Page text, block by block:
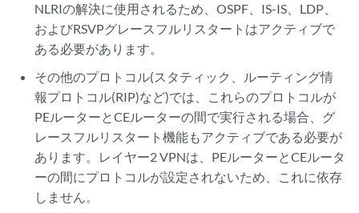
NLRIの解決に使用されるため、OSPF、IS-IS、LDP、
およびRSVPグレースフルリスタートはアクティブで
ある必要があります。
その他のプロトコル(スタティック、ルーティング情
報プロトコル(RIP)など)では、これらのプロトコルが
PEルーターとCEルーターの間で実行される場合、グ
レースフルリスタート機能もアクティブである必要が
あります。レイヤー2 VPNは、PEルーターとCEルータ
ーの間にプロトコルが設定されないため、これに依存
しません。